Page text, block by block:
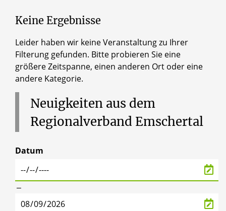
Keine Ergebnisse
Leider haben wir keine Veranstaltung zu Ihrer
Filterung gefunden. Bitte probieren Sie eine
größere Zeitspanne, einen anderen Ort oder eine
andere Kategorie.
Neuigkeiten aus dem
Regionalverband Emschertal
Datum
‒